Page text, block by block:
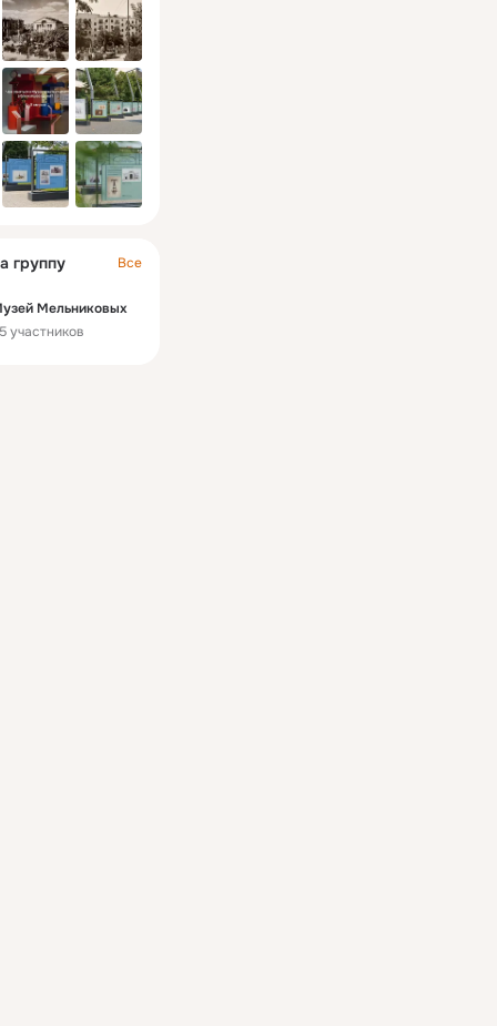
группу Все
Мельниковых
участников